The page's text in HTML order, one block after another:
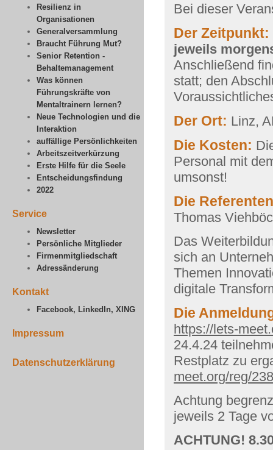
Resilienz in
Organisationen
Generalversammlung
Braucht Führung Mut?
Senior Retention -
Behaltemanagement
Was können
Führungskräfte von
Mentaltrainern lernen?
Neue Technologien und die
Interaktion
auffällige Persönlichkeiten
Arbeitszeitverkürzung
Erste Hilfe für die Seele
Entscheidungsfindung
2022
Service
Newsletter
Persönliche Mitglieder
Firmenmitgliedschaft
Adressänderung
Kontakt
Facebook, LinkedIn, XING
Impressum
Datenschutzerklärung
Bei dieser
Der Zeitpunkt:
jeweils
Anschließend
statt; den
Der Ort: Linz,
Die Kosten:
Personal mit
umsonst!
Die
Thomas
Das
sich an
Themen
digitale
Die
https://lets-
24.4.24
Restplatz zu
meet.org/reg/
Achtung
jeweils 2 Tage
ACHTUNG!